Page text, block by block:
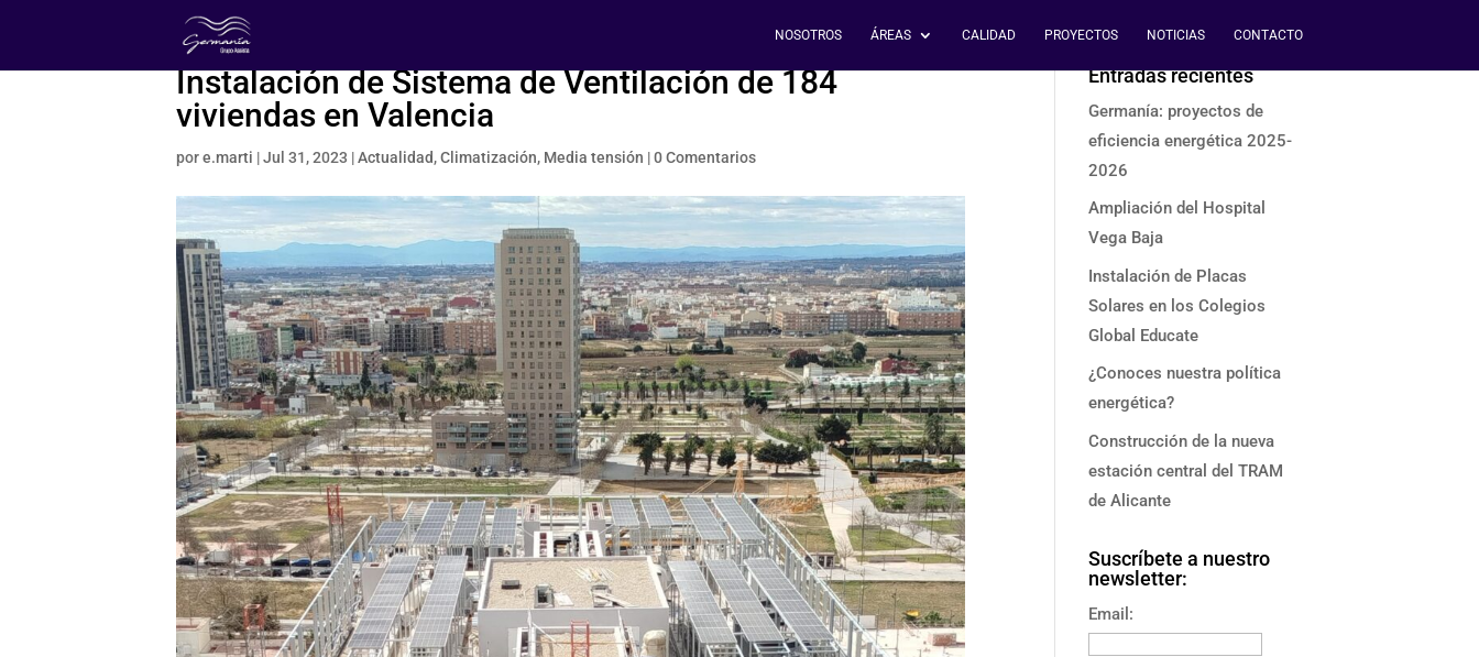
NOSOTROS ÁREAS CALIDAD PROYECTOS NOTICIAS CONTACTO
Instalación de Sistema de Ventilación de 184
viviendas en Valencia
pore.marti |Jul 31, 2023 |Actualidad,Climatización, Media tensión |0 Comentarios
Entradas recientes
Germanía: proyectos de
eficiencia energética 2025-
2026
Ampliación del Hospital
Vega Baja
Instalación de Placas
Solares en los Colegios
Global Educate
¿Conoces nuestra política
energética?
Construcción de la nueva
estación central del TRAM
de Alicante
Suscríbete a nuestro
newsletter:
Email: